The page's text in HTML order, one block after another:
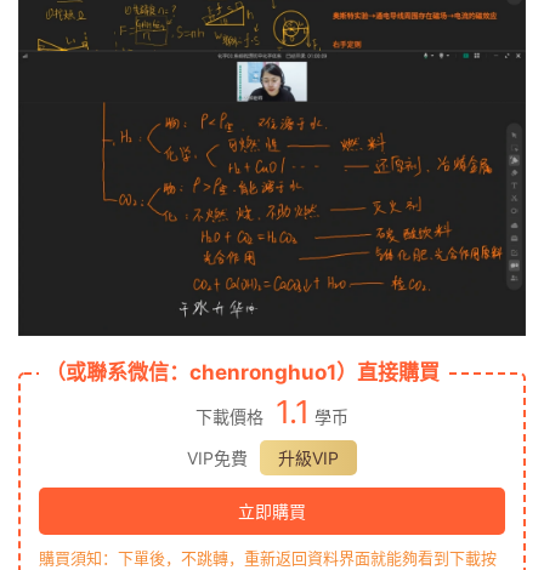
（或聯系微信：chenronghuo1）直接購買
下載價格 1.1 學币
VIP免費
升級VIP
立即購買
購買須知：下單後，不跳轉，重新返回資料界面就能夠看到下載按